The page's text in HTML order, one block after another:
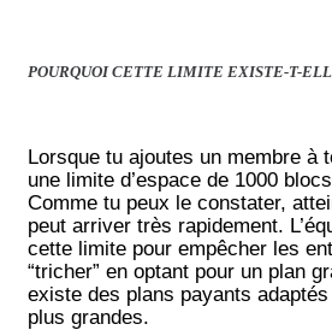
POURQUOI CETTE LIMITE EXISTE-T-
Lorsque tu ajoutes un membre à
une limite d’espace de 1000
Comme tu peux le constater,
peut arriver très rapidement.
cette limite pour empêcher les
“tricher” en optant pour un plan
existe des plans payants
plus grandes.